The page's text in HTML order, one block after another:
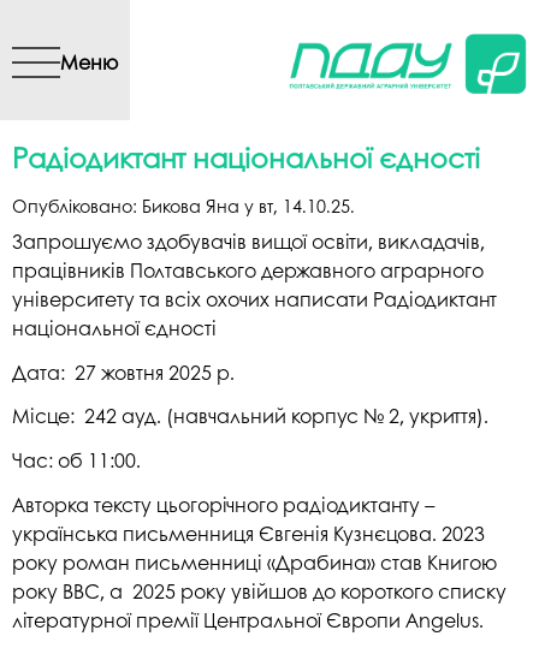
вмісту
Меню
Радіодиктант національної єдності
Опубліковано: Бикова Яна у вт, 14.10.25.
Запрошуємо здобувачів вищої освіти, викладачів,
працівників Полтавського державного аграрного
університету та всіх охочих написати Радіодиктант
національної єдності
Дата: 27 жовтня 2025 р.
Місце: 242 ауд. (навчальний корпус № 2, укриття).
Час: об 11:00.
Авторка тексту цьогорічного радіодиктанту –
українська письменниця Євгенія Кузнєцова. 2023
року роман письменниці «Драбина» став Книгою
року BBC, а 2025 року увійшов до короткого списку
літературної премії Центральної Європи Angelus.